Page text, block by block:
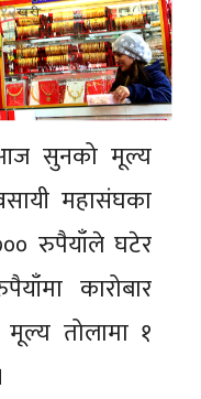
आज सुनको मूल्य
महासंघका
रुपैयाँले घटेर
कारोबार
तोलामा १